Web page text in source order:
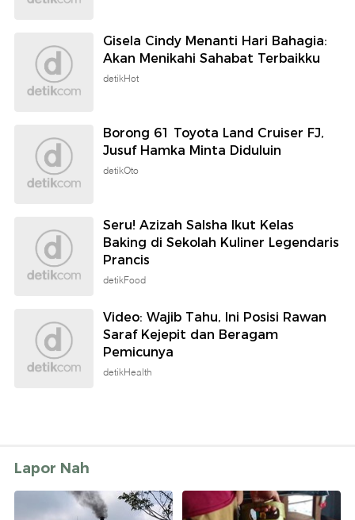
Gisela Cindy Menanti Hari Bahagia:
Akan Menikahi Sahabat Terbaikku
detikHot
Borong 61 Toyota Land Cruiser FJ,
Jusuf Hamka Minta Diduluin
detikOto
Seru! Azizah Salsha Ikut Kelas
Baking di Sekolah Kuliner Legendaris
Prancis
detikFood
Video: Wajib Tahu, Ini Posisi Rawan
Saraf Kejepit dan Beragam
Pemicunya
detikHealth
Lapor Nah